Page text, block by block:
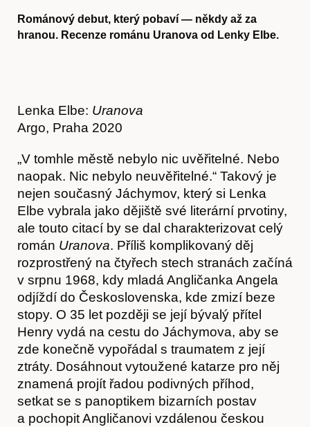
Články
Románový debut, který pobaví — někdy až za
hranou. Recenze románu Uranova od Lenky Elbe.
Lenka Elbe: Uranova
Argo, Praha 2020
„V tomhle městě nebylo nic uvěřitelné. Nebo
naopak. Nic nebylo neuvěřitelné.“ Takový je
nejen současný Jáchymov, který si Lenka
Elbe vybrala jako dějiště své literární prvotiny,
ale touto citací by se dal charakterizovat celý
román Uranova. Příliš komplikovaný děj
rozprostřený na čtyřech stech stranách začíná
v srpnu 1968, kdy mladá Angličanka Angela
odjíždí do Československa, kde zmizí beze
stopy. O 35 let později se její bývalý přítel
Henry vydá na cestu do Jáchymova, aby se
zde konečně vypořádal s traumatem z její
ztráty. Dosáhnout vytoužené katarze pro něj
znamená projít řadou podivných příhod,
setkat se s panoptikem bizarních postav
a pochopit Angličanovi vzdálenou českou